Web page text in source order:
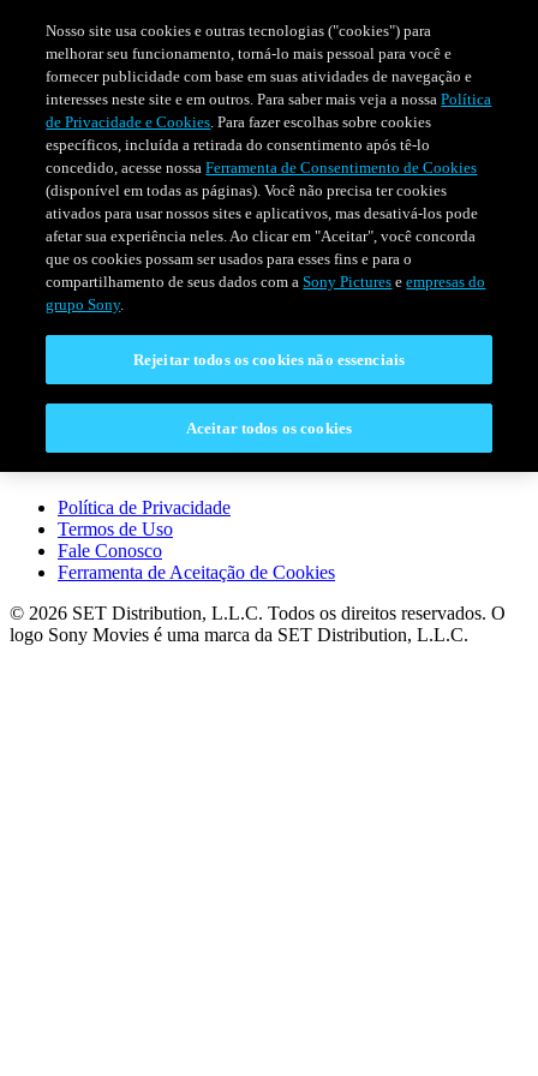
FILMESSÉRIESPROGRAMAÇÃO
LEGAL
Política de Privacidade
Termos de Uso
Fale Conosco
Ferramenta de Aceitação de Cookies
© 2026 SET Distribution, L.L.C. Todos os direitos reservados. O
logo Sony Movies é uma marca da SET Distribution, L.L.C.
Nosso site usa cookies e outras tecnologias ("cookies") para
melhorar seu funcionamento, torná-lo mais pessoal para você e
fornecer publicidade com base em suas atividades de navegação e
interesses neste site e em outros. Para saber mais veja a nossaPolítica
de Privacidade e Cookies. Para fazer escolhas sobre cookies
específicos, incluída a retirada do consentimento após tê-lo
concedido, acesse nossaFerramenta de Consentimento de Cookies
(disponível em todas as páginas). Você não precisa ter cookies
ativados para usar nossos sites e aplicativos, mas desativá-los pode
afetar sua experiência neles. Ao clicar em "Aceitar", você concorda
que os cookies possam ser usados para esses fins e para o
compartilhamento de seus dados com aSony Pictures eempresas do
grupo Sony.
Rejeitar todos os cookies não essenciais
Aceitar todos os cookies